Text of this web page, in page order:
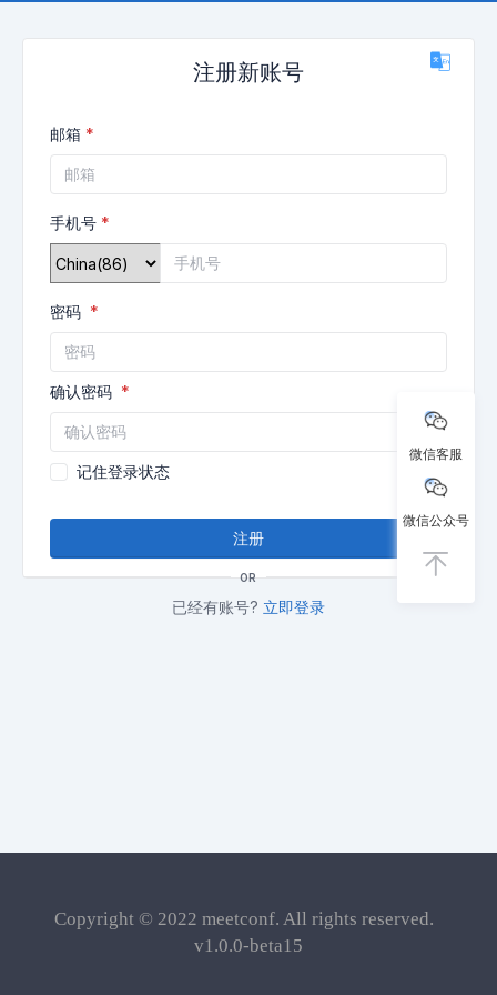
注册新账号
邮箱
手机号
密码
确认密码
记住登录状态
注册
OR
已经有账号? 立即登录
Copyright © 2022 meetconf. All rights reserved.
v1.0.0-beta15
微信客服
微信公众号